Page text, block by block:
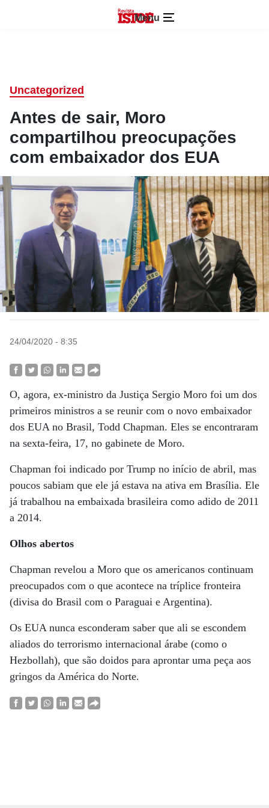
Menu
Uncategorized
Antes de sair, Moro
compartilhou preocupações
com embaixador dos EUA
24/04/2020 - 8:35
O, agora, ex-ministro da Justiça Sergio Moro foi um dos
primeiros ministros a se reunir com o novo embaixador
dos EUA no Brasil, Todd Chapman. Eles se encontraram
na sexta-feira, 17, no gabinete de Moro.
Chapman foi indicado por Trump no início de abril, mas
poucos sabiam que ele já estava na ativa em Brasília. Ele
já trabalhou na embaixada brasileira como adido de 2011
a 2014.
Olhos abertos
Chapman revelou a Moro que os americanos continuam
preocupados com o que acontece na tríplice fronteira
(divisa do Brasil com o Paraguai e Argentina).
Os EUA nunca esconderam saber que ali se escondem
aliados do terrorismo internacional árabe (como o
Hezbollah), que são doidos para aprontar uma peça aos
gringos da América do Norte.